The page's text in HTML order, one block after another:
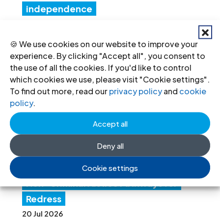
🍪 We use cookies on our website to improve your
experience. By clicking "Accept all", you consent to
the use of all the cookies. If you'd like to control
which cookies we use, please visit "Cookie settings".
To find out more, read ourprivacy policyand cookie
policy.
Accept all
Deny all
Cookie settings
independence
IC
J
Co
es
in America Consultation to Strengthen
Redress
20 Jul 2026